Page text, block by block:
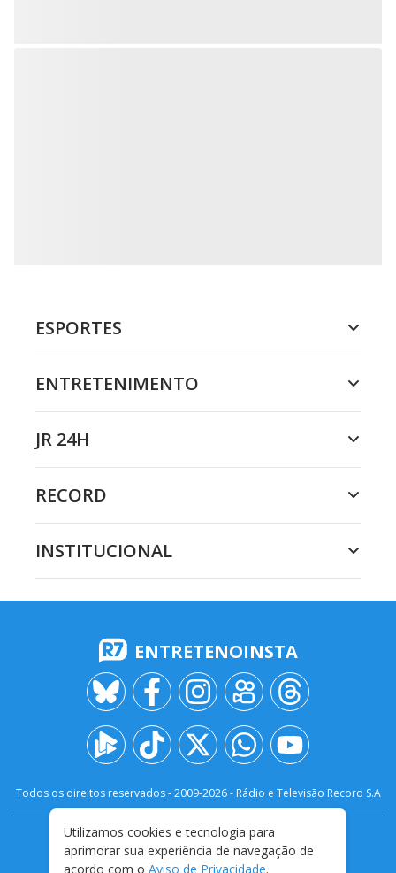
ESPORTES
ENTRETENIMENTO
JR 24H
RECORD
INSTITUCIONAL
ENTRETENOINSTA
Todos os direitos reservados - 2009-2026- Rádio e Televisão Record S.A
FALE CONOSCO
PRIVACIDADE
TERMOS E CONDIÇÕES DE USO
Utilizamos cookies e tecnologia para
aprimorar sua experiência de navegação de
acordo com o Aviso de Privacidade.